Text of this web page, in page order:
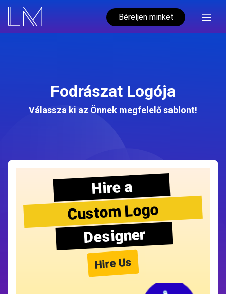
Béreljen minket
Fodrászat Logója
Válassza ki az Önnek megfelelő sablont!
Hire a
Custom Logo
Designer
Hire Us